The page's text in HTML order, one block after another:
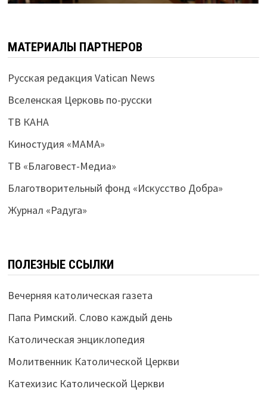
МАТЕРИАЛЫ ПАРТНЕРОВ
Русская редакция Vatican News
Вселенская Церковь по-русски
ТВ КАНА
Киностудия «МАМА»
ТВ «Благовест-Медиа»
Благотворительный фонд «Искусство Добра»
Журнал «Радуга»
ПОЛЕЗНЫЕ ССЫЛКИ
Вечерняя католическая газета
Папа Римский. Слово каждый день
Католическая энциклопедия
Молитвенник Католической Церкви
Катехизис Католической Церкви